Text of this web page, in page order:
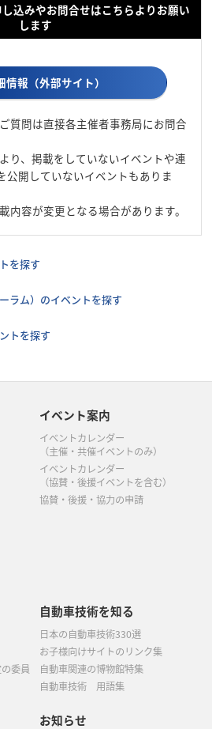
込みやお問合せはこちらよりお願い
します
情報（外部サイト）
質問は直接各主催者事務局にお問合
り、掲載をしていないイベントや連
公開していないイベントもありま
内容が変更となる場合があります。
を探す
ラム）のイベントを探す
トを探す
イベント案内
イベントカレンダー
（主催・共催イベントのみ）
イベントカレンダー
（協賛・後援イベントを含む）
協賛・後援・協力の申請
委員
自動車技術を知る
日本の自動車技術330選
お子様向けサイトのリンク集
自動車関連の博物館特集
自動車技術 用語集
お知らせ